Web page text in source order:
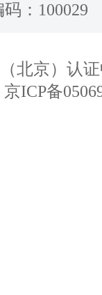
：100029
北京）认
ICP备